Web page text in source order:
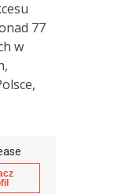
77
w